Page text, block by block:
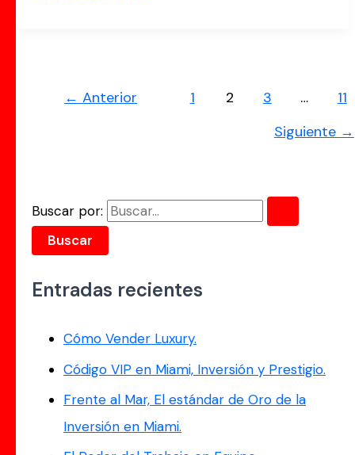
← Anterior 1 2 3 …
11
Siguiente →
Buscar por:
Entradas recientes
Cómo Vender Luxury.
Código VIP en Miami, Inversión y Prestigio.
Frente al Mar, El estándar de Oro de la
Inversión en Miami.